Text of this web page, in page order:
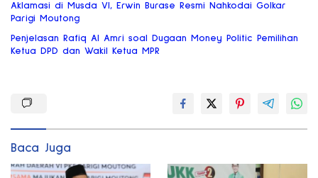
Aklamasi di Musda VI, Erwin Burase Resmi Nahkodai Golkar
Parigi Moutong
Penjelasan Rafiq Al Amri soal Dugaan Money Politic Pemilihan
Ketua DPD dan Wakil Ketua MPR
Baca Juga